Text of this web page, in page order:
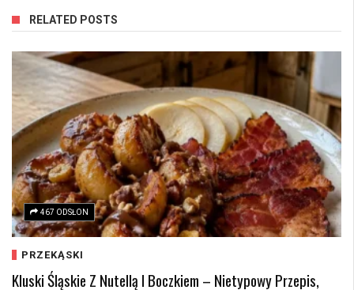
RELATED POSTS
467 ODSŁON
PRZEKĄSKI
Kluski Śląskie Z Nutellą I Boczkiem – Nietypowy Przepis,